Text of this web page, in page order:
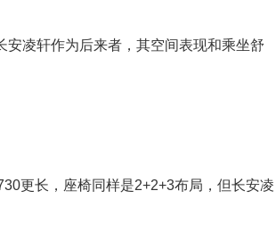
凌轩作为后来者，其空间表现和乘坐舒
更长，座椅同样是2+2+3布局，但长安凌